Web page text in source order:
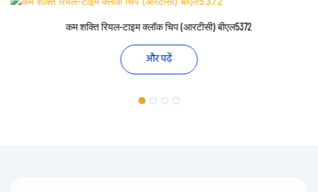
कम शक्ति रियल-टाइम क्लॉक चिप (आरटीसी) बीएल5372
और पढ़ें